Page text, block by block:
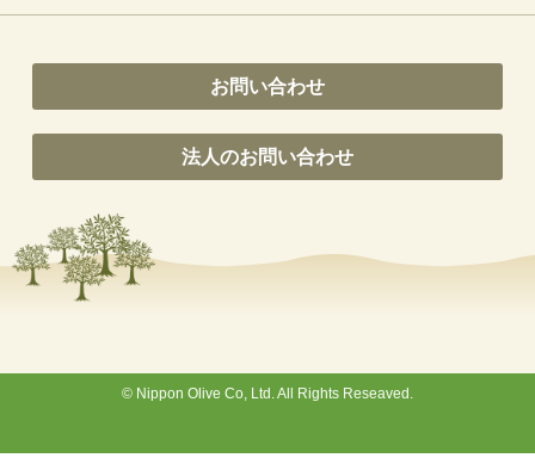
お問い合わせ
法人のお問い合わせ
© Nippon Olive Co, Ltd. All Rights Reseaved.